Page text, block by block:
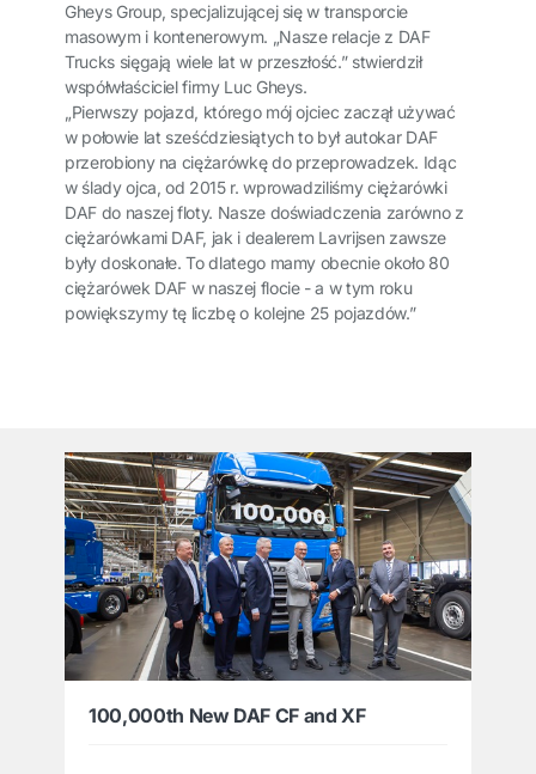
Gheys Group, specjalizującej się w transporcie
masowym i kontenerowym. „Nasze relacje z DAF
Trucks sięgają wiele lat w przeszłość.” stwierdził
współwłaściciel firmy Luc Gheys.
„Pierwszy pojazd, którego mój ojciec zaczął używać
w połowie lat sześćdziesiątych to był autokar DAF
przerobiony na ciężarówkę do przeprowadzek. Idąc
w ślady ojca, od 2015 r. wprowadziliśmy ciężarówki
DAF do naszej floty. Nasze doświadczenia zarówno z
ciężarówkami DAF, jak i dealerem Lavrijsen zawsze
były doskonałe. To dlatego mamy obecnie około 80
ciężarówek DAF w naszej flocie - a w tym roku
powiększymy tę liczbę o kolejne 25 pojazdów.”
100,000th New DAF CF and XF